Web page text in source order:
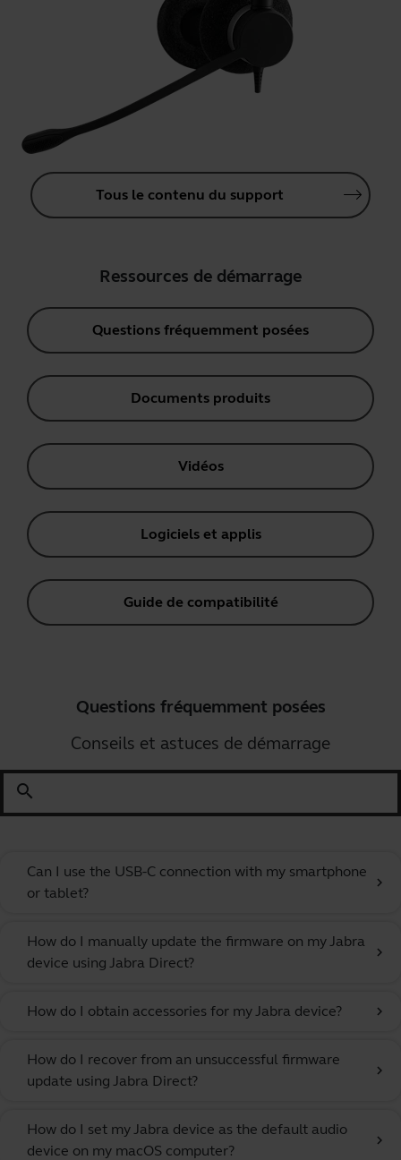
Tous le contenu du support
Ressources de démarrage
Questions fréquemment posées
Documents produits
Vidéos
Logiciels et applis
Guide de compatibilité
Questions fréquemment posées
Conseils et astuces de démarrage
search
Can I use the USB-C connection with my smartphone
or tablet?
chevron_right
How do I manually update the firmware on my Jabra
device using Jabra Direct?
chevron_right
How do I obtain accessories for my Jabra device? chevron_right
How do I recover from an unsuccessful firmware
update using Jabra Direct?
chevron_right
How do I set my Jabra device as the default audio
device on my macOS computer?
chevron_right